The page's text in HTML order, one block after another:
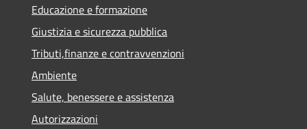
Educazione e formazione
Giustizia e sicurezza pubblica
Tributi,finanze e contravvenzioni
Ambiente
Salute, benessere e assistenza
Autorizzazioni